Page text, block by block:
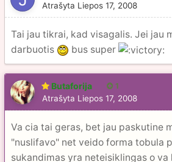
Atrašyta Liepos 17, 2008
Tai jau tikrai, kad visagalis. Jei jau
darbuotis
bus super
Butaforija 1
Atrašyta Liepos 17, 2008
Va cia tai geras, bet jau paskutine
"nuslifavo" net veido forma tobula
sukandimas yra neteisiklingas o va